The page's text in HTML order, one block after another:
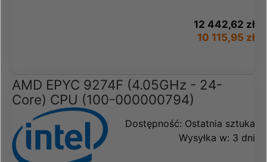
12 442,62 zł
10 115,95 zł
AMD EPYC 9274F (4.05GHz - 24-
Core) CPU (100-000000794)
Dostępność: Ostatnia sztuka
Wysyłka w: 3 dni